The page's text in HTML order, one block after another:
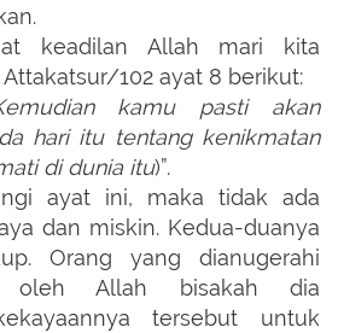
keadilan Allah mari kita
102 ayat 8 berikut:
kamu pasti akan
hari itu tentang kenikmatan
di dunia itu)”.
ayat ini, maka tidak ada
dan miskin. Kedua-duanya
Orang yang dianugerahi
oleh Allah bisakah dia
tersebut untuk